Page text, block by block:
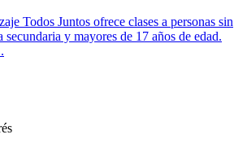
Todos Juntos ofrece clases a personas sin
secundaria y mayores de 17 años de edad.